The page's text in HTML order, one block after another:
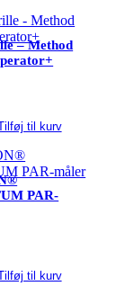
– Method
til kurv
PAR-
til kurv